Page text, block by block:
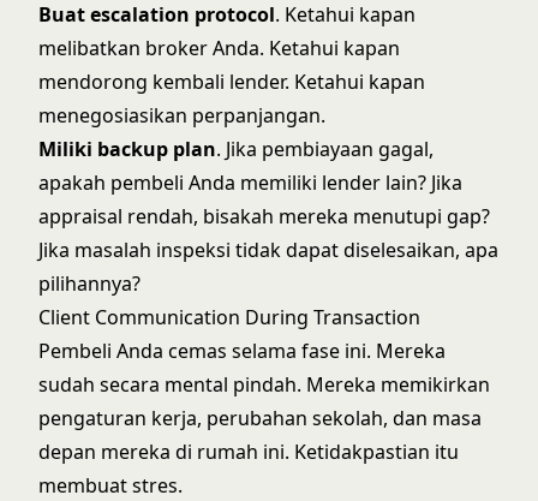
Buat escalation protocol. Ketahui kapan
melibatkan broker Anda. Ketahui kapan
mendorong kembali lender. Ketahui kapan
menegosiasikan perpanjangan.
Miliki backup plan. Jika pembiayaan gagal,
apakah pembeli Anda memiliki lender lain? Jika
appraisal rendah, bisakah mereka menutupi gap?
Jika masalah inspeksi tidak dapat diselesaikan, apa
pilihannya?
Client Communication During Transaction
Pembeli Anda cemas selama fase ini. Mereka
sudah secara mental pindah. Mereka memikirkan
pengaturan kerja, perubahan sekolah, dan masa
depan mereka di rumah ini. Ketidakpastian itu
membuat stres.